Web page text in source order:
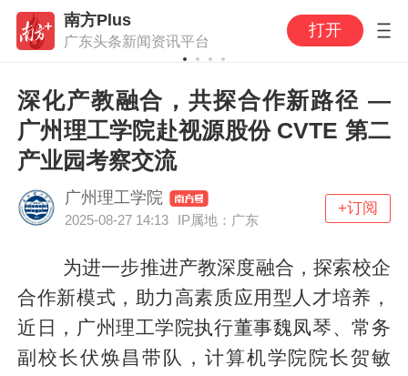
南方Plus
广东头条新闻资讯平台
打开
深化产教融合，共探合作新路径 —
广州理工学院赴视源股份 CVTE 第二
产业园考察交流
广州理工学院
2025-08-27 14:13 IP属地：广东
+订阅
为进一步推进产教深度融合，探索校企
合作新模式，助力高素质应用型人才培养，
近日，广州理工学院执行董事魏凤琴、常务
副校长伏焕昌带队，计算机学院院长贺敏